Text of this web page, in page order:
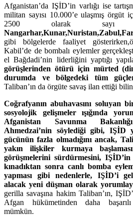
Afganistan’da IŞİD’in varlığı ise
militan sayısı 10.000’e ulaşmış örgüt
2500 olarak sayı
gibi bölgelerde faaliyet
Kabil’de de bombalı eylemler
el Bağdadi’nin liderliğini yaptığı
görüşlerinden ötürü için mürted
durumda ve bölgedeki tüm
Taliban’ın da örgüte savaş ilan ettiği
Coğrafyanın abuhavasını soluyan
sosyolojik gelişmeler ışığında
Afganistan Savunma
Ahmedzai’nin söylediği gibi, IŞİD
gücünün fazla olmadığını ancak,
yakın ilişkiler kurmaya
görüşmelerini sürdürmesini,
kınadıktan sonra canlı bomba
yapması gibi nedenlerle, IŞİD’i
alacak yeni düşman olarak
gerilla savaşına hakim Taliban’ın,
Afgan hükümetinden daha
mümkün.